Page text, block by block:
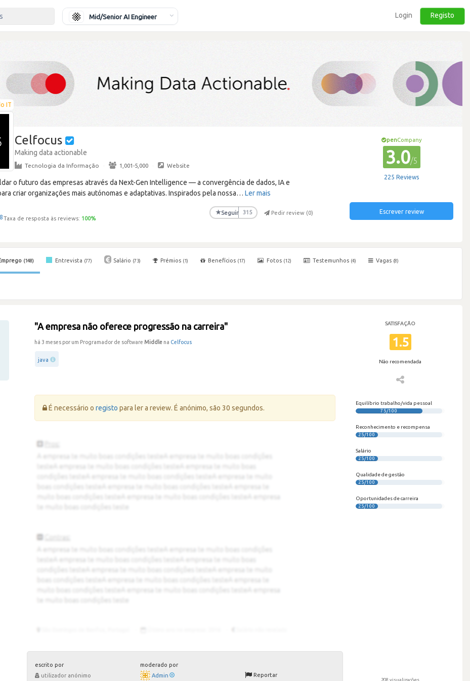
Mid/Senior AI Engineer Login Registo
IT
Celfocus
Making data actionable
Tecnologia da Informação · 1,001-5,000 · Website
o futuro das empresas através da Next-Gen Intelligence — a convergência de dados, IA e
criar organizações mais autónomas e adaptativas. Inspirados pela nossa… Ler mais
Taxa de resposta às reviews: 100%
★Seguir 315 Pedir review (0)
penCompany
3.0/5
225 Reviews
Escrever review
(148) Entrevista (77) Salário (73) Prémios (1) Benefícios (17) Fotos (12) Testemunhos (4) Vagas (8)
"A empresa não oferece progressão na carreira"
há 3 meses por um Programador de software Middle na Celfocus
java
SATISFAÇÃO
1.5
Não recomendada
Erro:
É necessário oregisto para ler a review. É anónimo, são 30 segundos.
Equilíbrio trabalho/vida pessoal
75/100
Reconhecimento e recompensa
25/100
Salário
25/100
Qualidade de gestão
25/100
Oportunidades de carreira
25/100
escrito por
utilizador anónimo
moderado por
Admin
Reportar
208 visualizações